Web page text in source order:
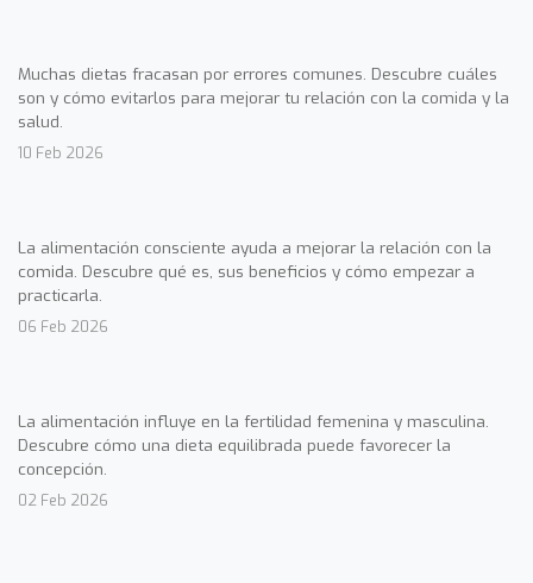
Muchas dietas fracasan por errores comunes. Descubre cuáles
son y cómo evitarlos para mejorar tu relación con la comida y la
salud.
10 Feb 2026
La alimentación consciente ayuda a mejorar la relación con la
comida. Descubre qué es, sus beneficios y cómo empezar a
practicarla.
06 Feb 2026
La alimentación influye en la fertilidad femenina y masculina.
Descubre cómo una dieta equilibrada puede favorecer la
concepción.
02 Feb 2026